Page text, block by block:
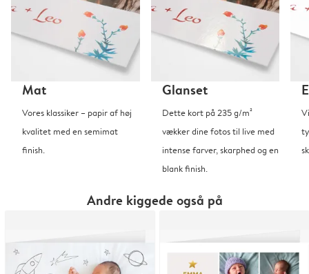
Mat
Vores klassiker – papir af høj
kvalitet med en semimat
finish.
Glanset
Dette kort på 235 g/m²
vækker dine fotos til live med
intense farver, skarphed og en
blank finish.
Andre kiggede også på